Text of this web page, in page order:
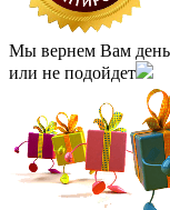
Мы вернем Вам
или не подойдет